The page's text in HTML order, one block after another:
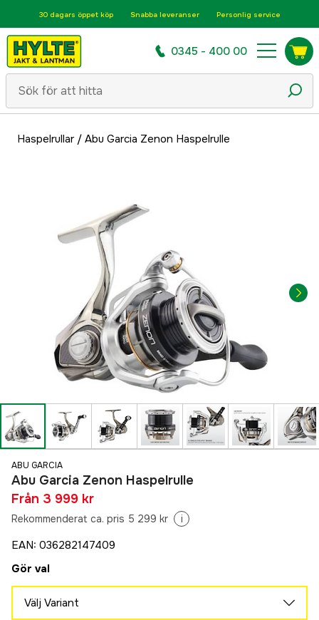
30 dagars öppet köp Snabba leveranser Personlig service
0345 - 400 00
Haspelrullar/ Abu Garcia Zenon Haspelrulle
ABU GARCIA
Abu Garcia Zenon Haspelrulle
Från 3 999 kr
Rekommenderat ca. pris 5 299 kr i
EAN: 036282147409
Gör val
Välj Variant